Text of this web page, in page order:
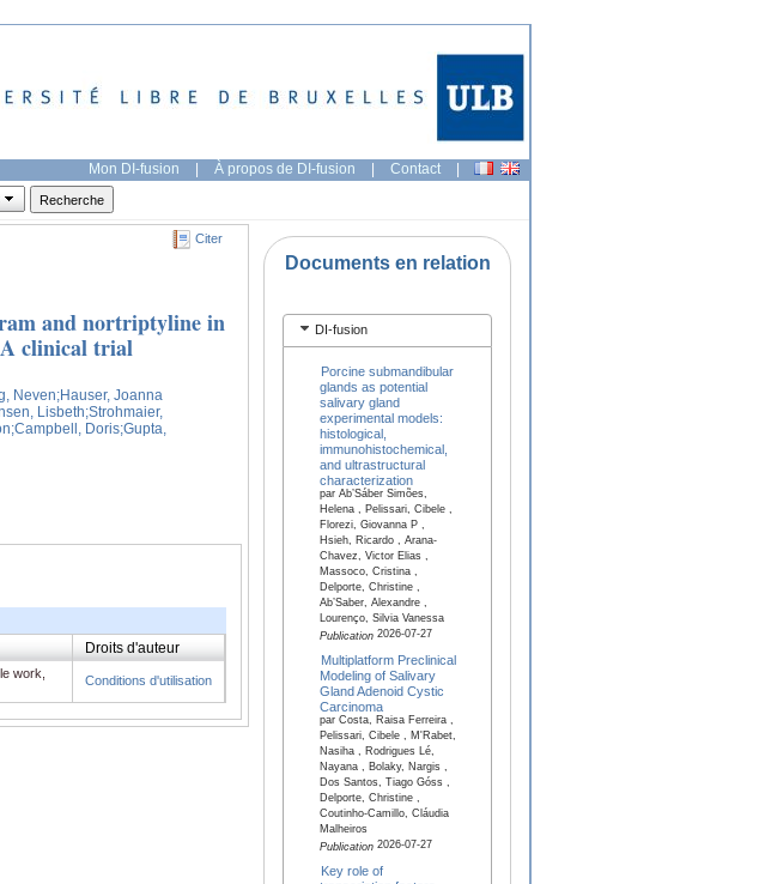
Mon DI-fusion | À propos de DI-fusion | Contact |
Citer
and nortriptyline in
A clinical trial
Neven;Hauser, Joanna
Lisbeth;Strohmaier,
;Campbell, Doris;Gupta,
Droits d'auteur
work,
Conditions d'utilisation
Documents en relation
DI-fusion
Porcine submandibular
glands as potential
salivary gland
experimental models:
histological,
immunohistochemical,
and ultrastructural
characterization
par Ab’Sáber Simões,
Helena , Pelissari, Cibele ,
Florezi, Giovanna P ,
Hsieh, Ricardo , Arana-
Chavez, Victor Elias ,
Massoco, Cristina ,
Delporte, Christine ,
Ab’Saber, Alexandre ,
Lourenço, Silvia Vanessa
Publication2026-07-27
Multiplatform Preclinical
Modeling of Salivary
Gland Adenoid Cystic
Carcinoma
par Costa, Raisa Ferreira ,
Pelissari, Cibele , M'Rabet,
Nasiha , Rodrigues Lé,
Nayana , Bolaky, Nargis ,
Dos Santos, Tiago Góss ,
Delporte, Christine ,
Coutinho-Camillo, Cláudia
Malheiros
Publication2026-07-27
Key role of